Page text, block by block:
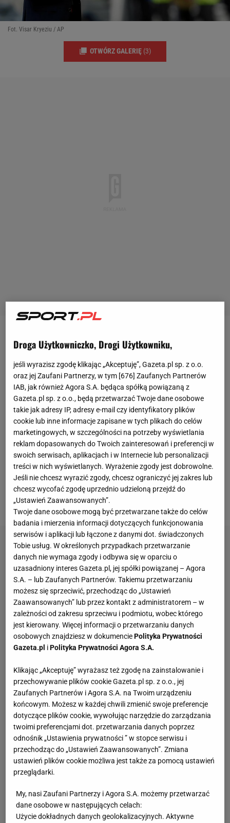
Fot. Visar Kryeziu / AP
OTWÓRZ GALERIĘ (3)
Fernando Santos niebawem zadebiutuje w roli
selekcjonera reprezentacji Polski.
zagra
pierwsze mecze w el. Euro 2024, odpowiednio
przeciwko Czechom (24 marca) i Albanii (27 marca).
Zgodnie z wyliczeniami portalu We Global Football,
Polska ma 90,64 proc. szans na awans na
mistrzostwa Europy. "Tu przykleić, tam przyszyć i
jakoś zebrać to w całość - tak wygląda
konstruowanie składu przez Fernando Santosa na
pierwsze mecze eliminacji Euro 2024. Najgorzej jest
w obronie" -pisze Dawid Szymczak, dziennikarz
Sport.pl.
Droga Użytkowniczko, Drogi Użytkowniku,
jeśli wyrazisz zgodę klikając „Akceptuję”, Gazeta.pl sp. z o.o.
oraz jej Zaufani Partnerzy, w tym [676] Zaufanych Partnerów
IAB, jak również Agora S.A. będąca spółką powiązaną z
Gazeta.pl sp. z o.o., będą przetwarzać Twoje dane osobowe
takie jak adresy IP, adresy e-mail czy identyfikatory plików
cookie lub inne informacje zapisane w tych plikach do celów
marketingowych, w szczególności na potrzeby wyświetlania
reklam dopasowanych do Twoich zainteresowań i preferencji w
swoich serwisach, aplikacjach i w Internecie lub personalizacji
treści w nich wyświetlanych. Wyrażenie zgody jest dobrowolne.
Jeśli nie chcesz wyrazić zgody, chcesz ograniczyć jej zakres lub
chcesz wycofać zgodę uprzednio udzieloną przejdź do
„Ustawień Zaawansowanych”.
Twoje dane osobowe mogą być przetwarzane także do celów
badania i mierzenia informacji dotyczących funkcjonowania
serwisów i aplikacji lub łączone z danymi dot. świadczonych
Tobie usług. W określonych przypadkach przetwarzanie
danych nie wymaga zgody i odbywa się w oparciu o
uzasadniony interes Gazeta.pl, jej spółki powiązanej – Agora
S.A. – lub Zaufanych Partnerów. Takiemu przetwarzaniu
możesz się sprzeciwić, przechodząc do „Ustawień
Zaawansowanych” lub przez kontakt z administratorem – w
zależności od zakresu sprzeciwu i podmiotu, wobec którego
jest kierowany. Więcej informacji o przetwarzaniu danych
osobowych znajdziesz w dokumenciePolityka Prywatności
Gazeta.pl iPolityka Prywatności Agora S.A.
Klikając „Akceptuję” wyrażasz też zgodę na zainstalowanie i
przechowywanie plików cookie Gazeta.pl sp. z o.o., jej
Zaufanych Partnerów i Agora S.A. na Twoim urządzeniu
końcowym. Możesz w każdej chwili zmienić swoje preferencje
dotyczące plików cookie, wywołując narzędzie do zarządzania
twoimi preferencjami dot. przetwarzania danych poprzez
odnośnik „Ustawienia prywatności ” w stopce serwisu i
przechodząc do „Ustawień Zaawansowanych”. Zmiana
ustawień plików cookie możliwa jest także za pomocą ustawień
przeglądarki.
My, nasi Zaufani Partnerzy i Agora S.A. możemy przetwarzać
dane osobowe w następujących celach:
Użycie dokładnych danych geolokalizacyjnych. Aktywne